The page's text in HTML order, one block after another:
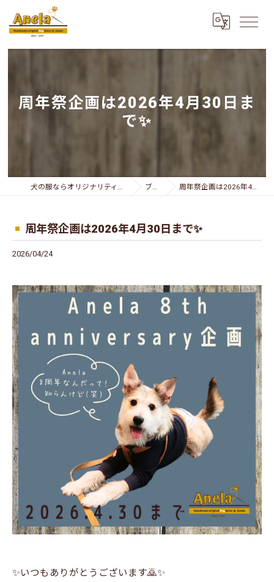
周年祭企画は2026年4月30日ま
で✨
犬の服ならオリジナリティー溢れるAnela ブログ 周年祭企画は2026年4月30日まで✨
周年祭企画は2026年4月30日まで✨
2026/04/24
✨いつもありがとうございます🙇✨